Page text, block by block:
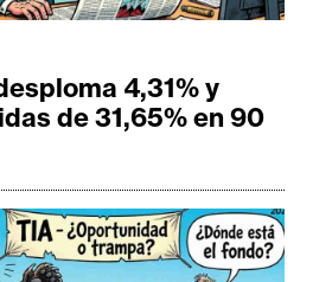
4,31% y
de 31,65% en 90